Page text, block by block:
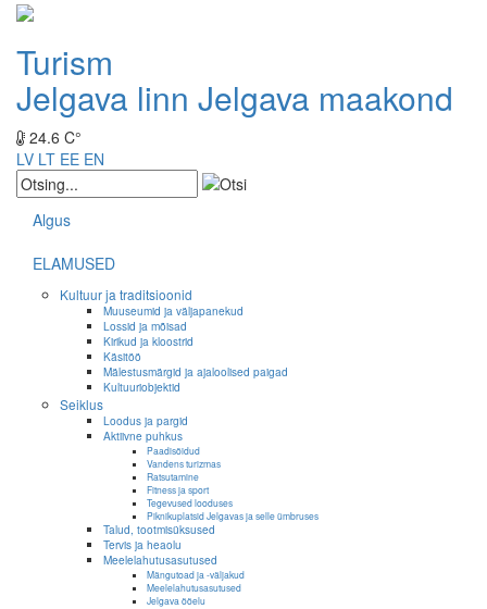
Turism
Jelgava linn Jelgava maakond
24.6 C°
LV LT EE EN
Algus
ELAMUSED
Kultuur ja traditsioonid
Muuseumid ja väljapanekud
Lossid ja mõisad
Kirikud ja kloostrid
Käsitöö
Mälestusmärgid ja ajaloolised paigad
Kultuuriobjektid
Seiklus
Loodus ja pargid
Aktiivne puhkus
Paadisõidud
Vandens turizmas
Ratsutamine
Fitness ja sport
Tegevused looduses
Piknikuplatsid Jelgavas ja selle ümbruses
Talud, tootmisüksused
Tervis ja heaolu
Meelelahutusasutused
Mängutoad ja -väljakud
Meelelahutusasutused
Jelgava ööelu